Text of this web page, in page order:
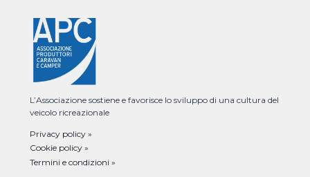
L’Associazione sostiene e favorisce lo sviluppo di una cultura del
veicolo ricreazionale
Privacy policy »
Cookie policy »
Termini e condizioni »